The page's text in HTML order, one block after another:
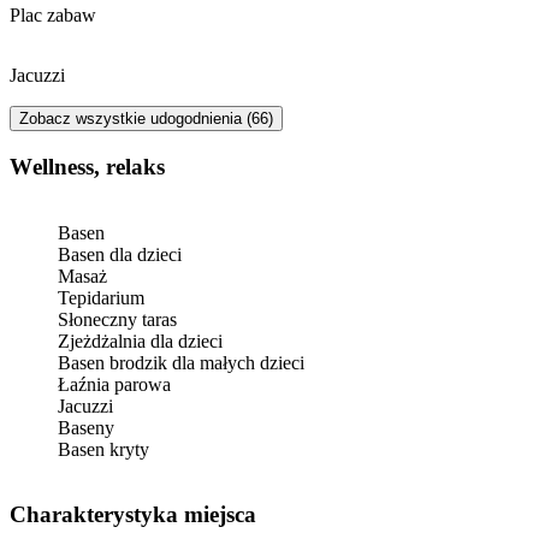
Plac zabaw
Jacuzzi
Zobacz wszystkie udogodnienia (66)
Wellness, relaks
Basen
Basen dla dzieci
Masaż
Tepidarium
Słoneczny taras
Zjeżdżalnia dla dzieci
Basen brodzik dla małych dzieci
Łaźnia parowa
Jacuzzi
Baseny
Basen kryty
Charakterystyka miejsca